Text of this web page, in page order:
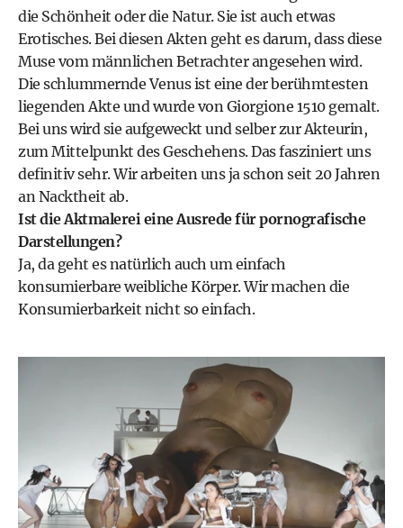
die Schönheit oder die Natur. Sie ist auch etwas
Erotisches. Bei diesen Akten geht es darum, dass diese
Muse vom männlichen Betrachter angesehen wird.
Die schlummernde Venus ist eine der berühmtesten
liegenden Akte und wurde von Giorgione 1510 gemalt.
Bei uns wird sie aufgeweckt und selber zur Akteurin,
zum Mittelpunkt des Geschehens. Das fasziniert uns
definitiv sehr. Wir arbeiten uns ja schon seit 20 Jahren
an Nacktheit ab.
Ist die Aktmalerei eine Ausrede für pornografische
Darstellungen?
Ja, da geht es natürlich auch um einfach
konsumierbare weibliche Körper. Wir machen die
Konsumierbarkeit nicht so einfach.